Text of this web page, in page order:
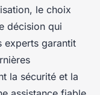
en
:
le choix
décision qui
experts garantit
la sécurité et la